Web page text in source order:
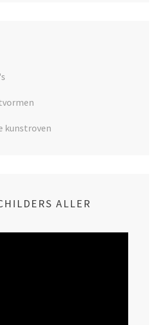
kunstroven
ALLER